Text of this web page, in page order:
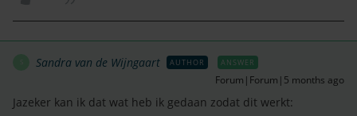
Sandra van de Wijngaart AUTHOR ANSWER
Forum|Forum|5 months ago
Jazeker kan ik dat wat heb ik gedaan zodat dit werkt: